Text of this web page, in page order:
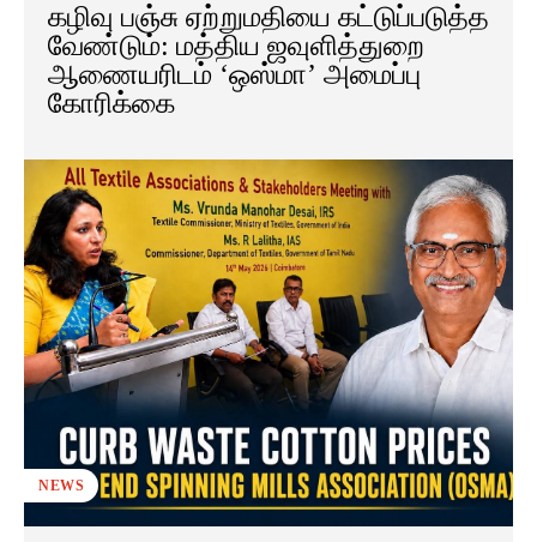
கழிவு பஞ்சு ஏற்றுமதியை கட்டுப்படுத்த
வேண்டும்: மத்திய ஜவுளித்துறை
ஆணையரிடம் ‘ஒஸ்மா’ அமைப்பு
கோரிக்கை
NEWS